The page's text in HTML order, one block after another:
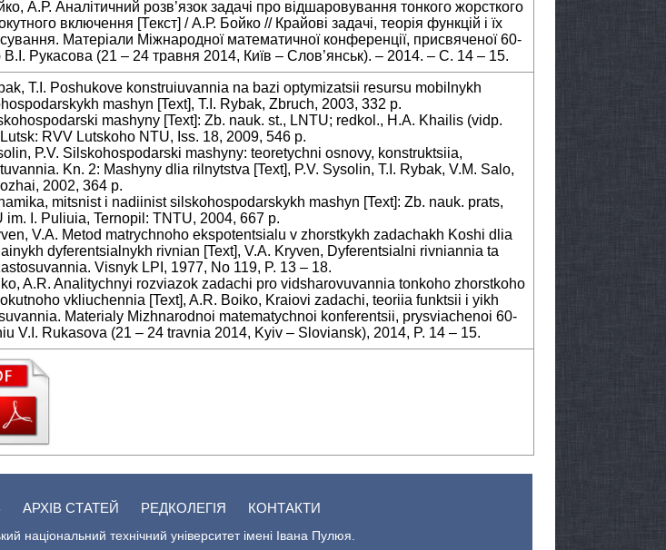
А.Р. Аналітичний розв’язок задачі про відшаровування тонкого жорсткого
включення [Текст] / А.Р. Бойко // Крайові задачі, теорія функцій і їх
Матеріали Міжнародної математичної конференції, присвяченої 60-
В.І. Рукасова (21 – 24 травня 2014, Київ – Слов’янськ). – 2014. – С. 14 – 15.
T.I. Poshukove konstruiuvannia na bazi optymizatsii resursu mobilnykh
mashyn [Text], T.I. Rybak, Zbruch, 2003, 332 p.
mashyny [Text]: Zb. nauk. st., LNTU; redkol., H.A. Khailis (vidp.
RVV Lutskoho NTU, Iss. 18, 2009, 546 p.
P.V. Silskohospodarski mashyny: teoretychni osnovy, konstruktsiia,
Kn. 2: Mashyny dlia rilnytstva [Text], P.V. Sysolin, T.I. Rybak, V.M. Salo,
2002, 364 p.
mitsnist i nadiinist silskohospodarskykh mashyn [Text]: Zb. nauk. prats,
im. I. Puliuia, Ternopil: TNTU, 2004, 667 p.
V.A. Metod matrychnoho ekspotentsialu v zhorstkykh zadachakh Koshi dlia
dyferentsialnykh rivnian [Text], V.A. Kryven, Dyferentsialni rivniannia ta
Visnyk LPI, 1977, No 119, P. 13 – 18.
A.R. Analitychnyi rozviazok zadachi pro vidsharovuvannia tonkoho zhorstkoho
vkliuchennia [Text], A.R. Boiko, Kraiovi zadachi, teoriia funktsii i yikh
Materialy Mizhnarodnoi matematychnoi konferentsii, prysviachenoi 60-
V.I. Rukasova (21 – 24 travnia 2014, Kyiv – Sloviansk), 2014, P. 14 – 15.
АРХІВ СТАТЕЙ РЕДКОЛЕГІЯ КОНТАКТИ
національний технічний університет імені Івана Пулюя.